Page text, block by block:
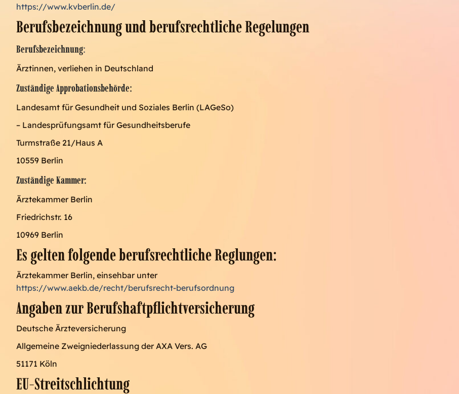
https://www.kvberlin.de/
Berufsbezeichnung und berufsrechtliche Regelungen
Berufsbezeichnung:
Ärztinnen, verliehen in Deutschland
Zuständige Approbationsbehörde:
Landesamt für Gesundheit und Soziales Berlin (LAGeSo)
– Landesprüfungsamt für Gesundheitsberufe
Turmstraße 21/Haus A
10559 Berlin
Zuständige Kammer:
Ärztekammer Berlin
Friedrichstr. 16
10969 Berlin
Es gelten folgende berufsrechtliche Reglungen:
Ärztekammer Berlin, einsehbar unter
https://www.aekb.de/recht/berufsrecht-berufsordnung
Angaben zur Berufshaftpflichtversicherung
Deutsche Ärzteversicherung
Allgemeine Zweigniederlassung der AXA Vers. AG
51171 Köln
EU-Streitschlichtung